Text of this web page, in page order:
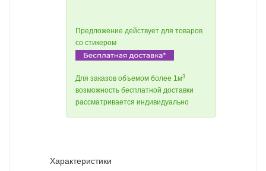
Предложение действует для товаров
со стикером
Для заказов объемом более 1м3
возможность бесплатной доставки
рассматривается индивидуально
Характеристики